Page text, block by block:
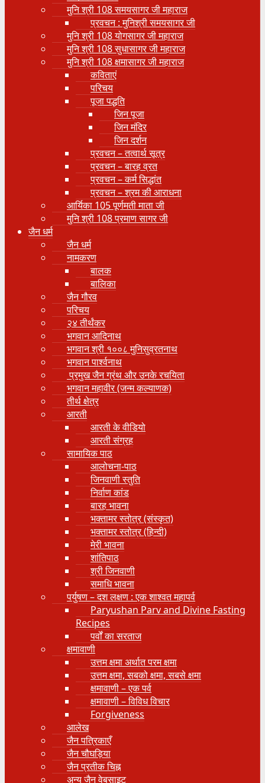
मुनि श्री 108 समयसागर जी महाराज
प्रवचन : मुनिश्री समयसागर जी
मुनि श्री 108 योगसागर जी महाराज
मुनि श्री 108 सुधासागर जी महाराज
मुनि श्री 108 क्षमासागर जी महाराज
कविताएं
परिचय
पूजा पद्धति
जिन पूजा
जिन मंदिर
जिन दर्शन
प्रवचन – तत्वार्थ सूत्र
प्रवचन – बारह व्रत
प्रवचन – कर्म सिद्धांत
प्रवचन – श्रम की आराधना
आर्यिका 105 पूर्णमती माता जी
मुनि श्री 108 प्रमाण सागर जी
जैन धर्म
जैन धर्म
नामकरण
बालक
बालिका
जैन गौरव
परिचय
२४ तीर्थंकर
भगवान आदिनाथ
भगवान श्री १००८ मुनिसुव्रतनाथ
भगवान पार्श्वनाथ
प्रमुख जैन ग्रंथ और उनके रचयिता
भगवान महावीर (जन्म कल्याणक)
तीर्थ क्षेत्र
आरती
आरती के वीडियो
आरती संग्रह
सामायिक पाठ
आलोचना-पाठ
जिनवाणी स्तुति
निर्वाण कांड
बारह भावना
भक्तामर स्तोत्र (संस्कृत)
भक्तामर स्तोत्र (हिन्दी)
मेरी भावना
शांतिपाठ
श्री जिनवाणी
समाधि भावना
पर्युषण – दश लक्षण : एक शाश्वत महापर्व
Paryushan Parv and Divine Fasting
Recipes
पर्वों का सरताज
क्षमावाणी
उत्तम क्षमा अर्थात परम क्षमा
उत्तम क्षमा, सबको क्षमा, सबसे क्षमा
क्षमावाणी – एक पर्व
क्षमावाणी – विविध विचार
Forgiveness
आलेख
जैन पत्रिकाएँ
जैन चौघड़िया
जैन प्रतीक चिह्न
अन्य जैन वेबसाइट